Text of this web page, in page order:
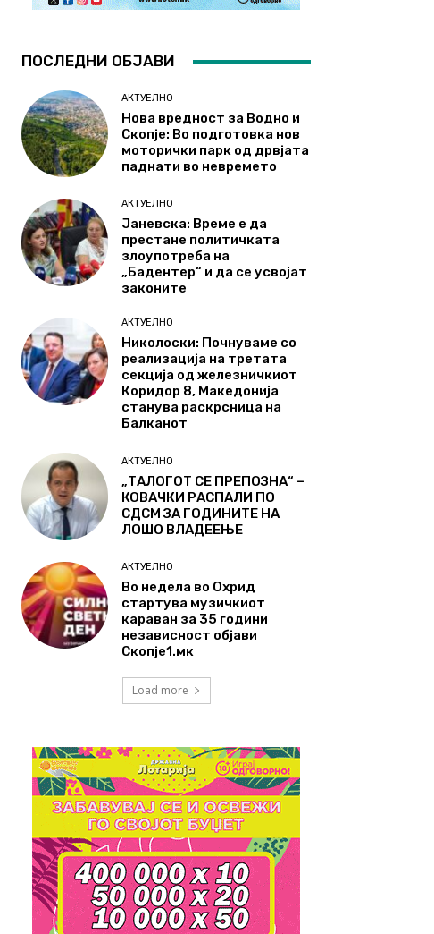
ПОСЛЕДНИ ОБЈАВИ
АКТУЕЛНО
Нова вредност за Водно и
Скопје: Во подготовка нов
моторички парк од дрвјата
паднати во невремето
АКТУЕЛНО
Јаневска: Време е да
престане политичката
злоупотреба на
„Бадентер“ и да се усвојат
законите
АКТУЕЛНО
Николоски: Почнуваме со
реализација на третата
секција од железничкиот
Коридор 8, Македонија
станува раскрсница на
Балканот
АКТУЕЛНО
„ТАЛОГОТ СЕ ПРЕПОЗНА“ –
КОВАЧКИ РАСПАЛИ ПО
СДСМ ЗА ГОДИНИТЕ НА
ЛОШО ВЛАДЕЕЊЕ
АКТУЕЛНО
Во недела во Охрид
стартува музичкиот
караван за 35 години
независност објави
Скопје1.мк
Load more